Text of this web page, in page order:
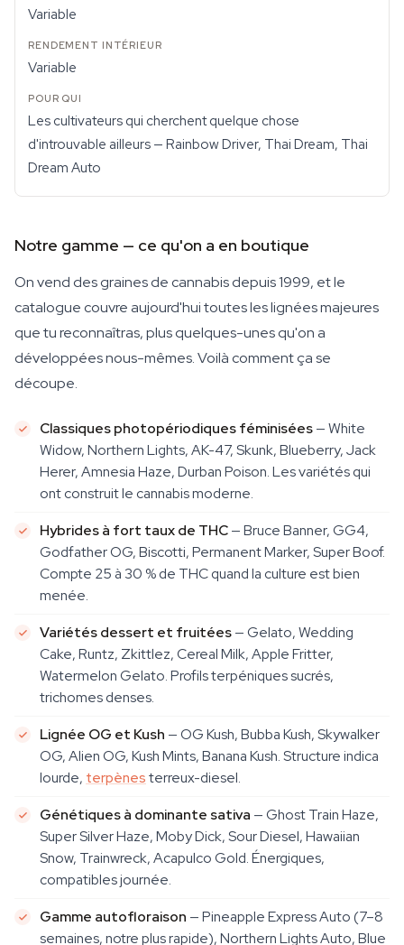
Variable
Variable
Les cultivateurs qui cherchent quelque chose
d'introuvable ailleurs — Rainbow Driver, Thai Dream, Thai
Dream Auto
Notre gamme — ce qu'on a en boutique
On vend des graines de cannabis depuis 1999, et le
catalogue couvre aujourd'hui toutes les lignées majeures
que tu reconnaîtras, plus quelques-unes qu'on a
développées nous-mêmes. Voilà comment ça se
découpe.
Classiques photopériodiques féminisées— White
Widow, Northern Lights, AK-47, Skunk, Blueberry, Jack
Herer, Amnesia Haze, Durban Poison. Les variétés qui
ont construit le cannabis moderne.
Hybrides à fort taux de THC— Bruce Banner, GG4,
Godfather OG, Biscotti, Permanent Marker, Super Boof.
Compte 25 à 30 % de THC quand la culture est bien
menée.
Variétés dessert et fruitées— Gelato, Wedding
Cake, Runtz, Zkittlez, Cereal Milk, Apple Fritter,
Watermelon Gelato. Profils terpéniques sucrés,
trichomes denses.
Lignée OG et Kush — OG Kush, Bubba Kush, Skywalker
OG, Alien OG, Kush Mints, Banana Kush. Structure indica
lourde, terpènesterreux-diesel.
Génétiques à dominante sativa — Ghost Train Haze,
Super Silver Haze, Moby Dick, Sour Diesel, Hawaiian
Snow, Trainwreck, Acapulco Gold. Énergiques,
compatibles journée.
Gamme autofloraison — Pineapple Express Auto (7–8
semaines, notre plus rapide), Northern Lights Auto, Blue